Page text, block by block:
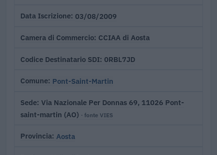
Data Iscrizione 03/08/2009
Camera di Commercio CCIAA di Aosta
Codice Destinatario SDI 0RBL7JD
Comune Pont-Saint-Martin
Sede Via Nazionale Per Donnas 69, 11026 Pont-
saint-martin (AO) · fonte VIES
Provincia Aosta